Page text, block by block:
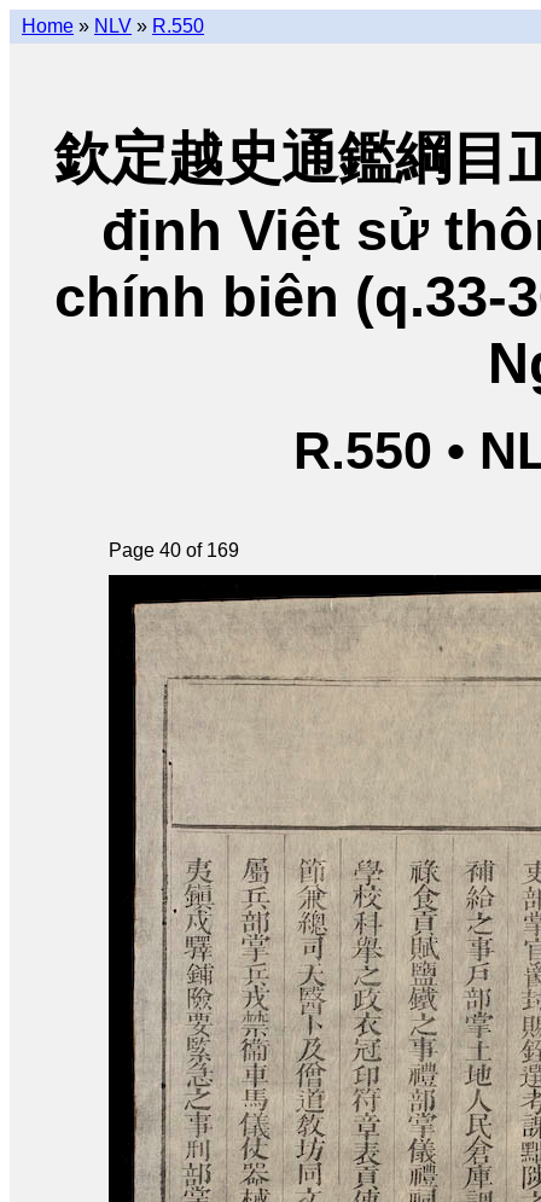
Home » NLV » R.550
欽定越史通鑑綱目
định Việt sử
chính biên (q.33-
R.550 •
Page 40 of 169